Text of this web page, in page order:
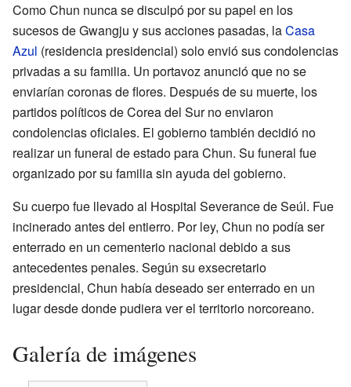
Como Chun nunca se disculpó por su papel en los
sucesos de Gwangju y sus acciones pasadas, laCasa
Azul (residencia presidencial) solo envió sus condolencias
privadas a su familia. Un portavoz anunció que no se
enviarían coronas de flores. Después de su muerte, los
partidos políticos de Corea del Sur no enviaron
condolencias oficiales. El gobierno también decidió no
realizar un funeral de estado para Chun. Su funeral fue
organizado por su familia sin ayuda del gobierno.
Su cuerpo fue llevado al Hospital Severance de Seúl. Fue
incinerado antes del entierro. Por ley, Chun no podía ser
enterrado en un cementerio nacional debido a sus
antecedentes penales. Según su exsecretario
presidencial, Chun había deseado ser enterrado en un
lugar desde donde pudiera ver el territorio norcoreano.
Galería de imágenes